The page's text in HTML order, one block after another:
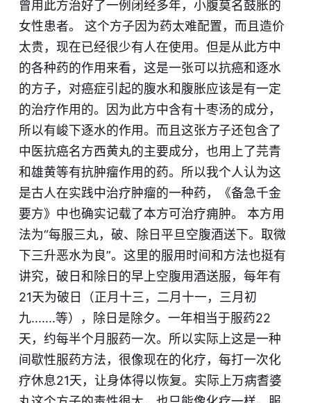
曾用此方治好了一例闭经多年，小腹莫名鼓胀的​
女性患者。 这个方子因为药太难配置，而且造价
太贵，现在已经很少有人在使用。但是从此方中
的各种药的作用来看，这是一张可以抗癌和逐水
的方子，对癌症引起的腹水和腹胀​应该是有一定
的治疗作用的。因为此方中含有十枣汤的成分，
所以有峻下逐水的作用。而且这张方子还包含了
中医抗癌名方西黄丸的主要成分，也用上了芫青
和​雄黄等有抗肿瘤作用的药。​所以我个人认为这
是古人在实践中治疗肿瘤的一种药，《备急千金
要方》中也确实记载了本方可治疗痈肿。 本方用
法为“每服三丸，破、除日平旦空腹酒送下。取微
下三升恶水为良”。这里的服用时间和方法也挺有
讲究，破日和除日的早上空腹用酒送服​，每年有
21天为破日（正月十三，二月十一，三月初
九.......等），除日是除夕。​一年相当于服药22
天，约每半个月服药一次。所以实际上这是一种
间歇性服药方法，很像现在的化疗，每打一次化
疗休息21天，让身体得以恢复。实际上万病耆婆